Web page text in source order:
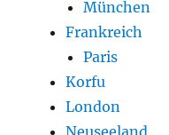
München
Frankreich
Paris
Korfu
London
Neuseeland